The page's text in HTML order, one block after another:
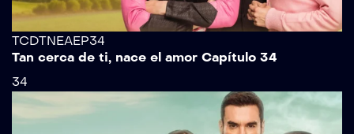
TCDTNEAEP34
Tan cerca de ti, nace el amor Capítulo 34
34